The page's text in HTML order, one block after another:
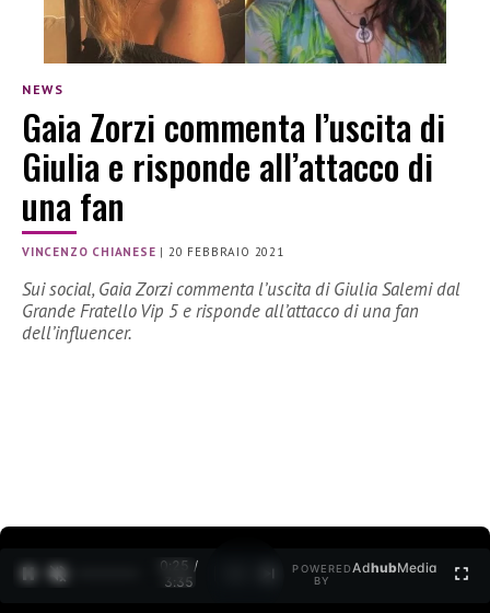
NEWS
Gaia Zorzi commenta l’uscita di
Giulia e risponde all’attacco di
una fan
VINCENZO CHIANESE |20 FEBBRAIO 2021
Sui social, Gaia Zorzi commenta l’uscita di Giulia Salemi dal
Grande Fratello Vip 5 e risponde all’attacco di una fan
dell’influencer.
0:26 /
3:35
POWERED
BY
AdhubMedia